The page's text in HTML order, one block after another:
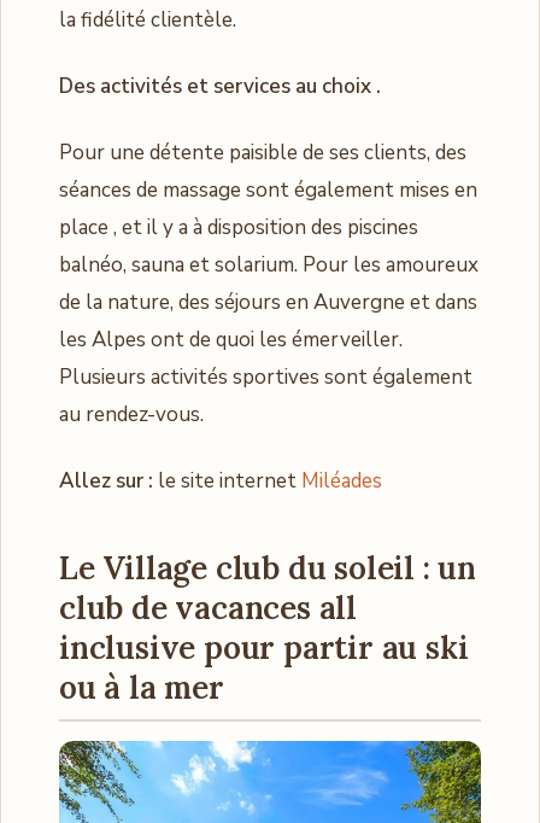
la fidélité clientèle.
Des activités et services au choix .
Pour une détente paisible de ses clients, des
séances de massage sont également mises en
place , et il y a à disposition des piscines
balnéo, sauna et solarium. Pour les amoureux
de la nature, des séjours en Auvergne et dans
les Alpes ont de quoi les émerveiller.
Plusieurs activités sportives sont également
au rendez-vous.
Allez sur : le site internet Miléades
Le Village club du soleil : un
club de vacances all
inclusive pour partir au ski
ou à la mer